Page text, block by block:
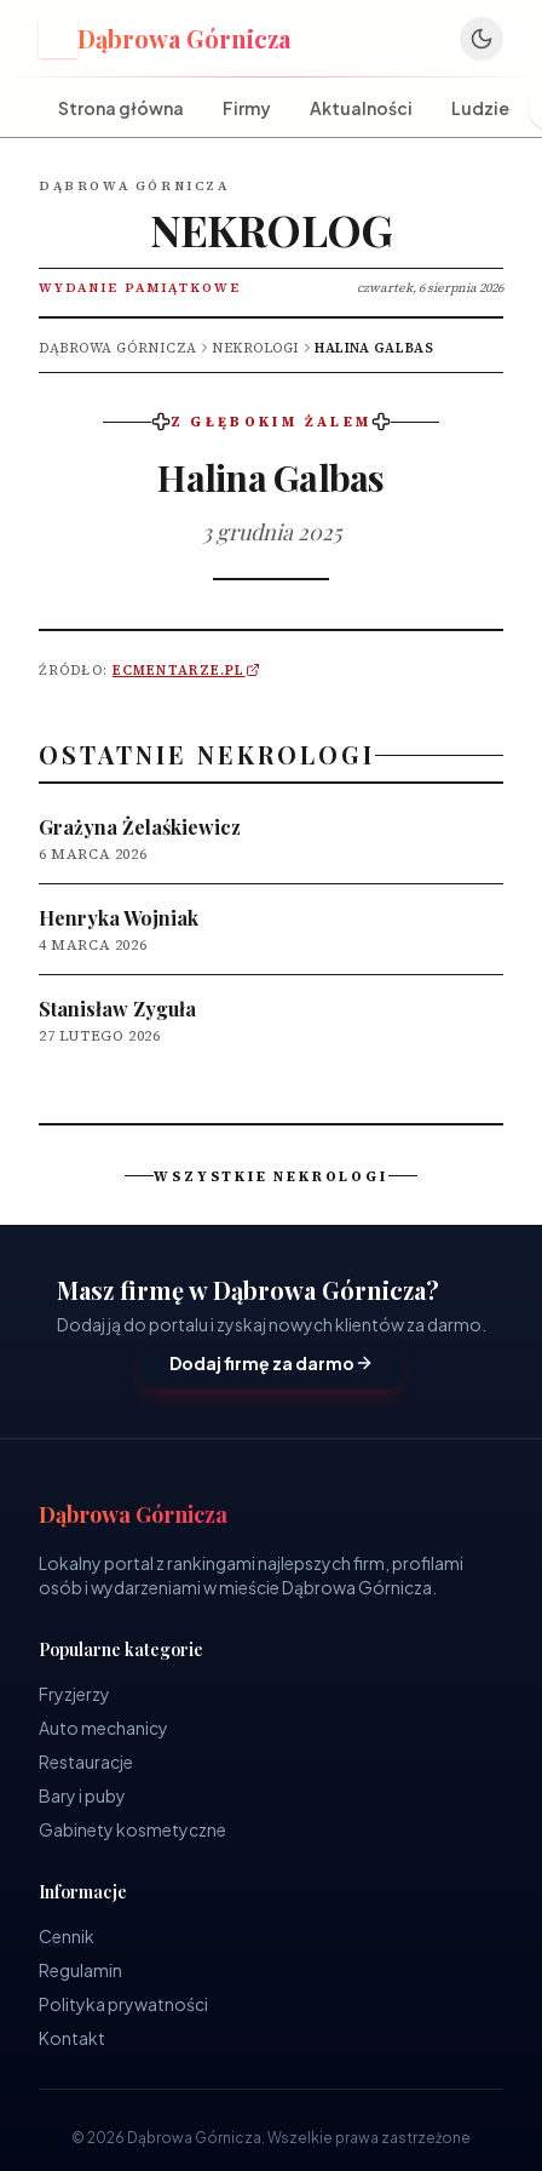
Dąbrowa Górnicza
Strona główna Firmy Aktualności Ludzie
DĄBROWA GÓRNICZA
NEKROLOG
WYDANIE PAMIĄTKOWE czwartek, 6 sierpnia 2026
DĄBROWA GÓRNICZA NEKROLOGI HALINA GALBAS
Z GŁĘBOKIM ŻALEM
Halina Galbas
3 grudnia 2025
ŹRÓDŁO: ECMENTARZE.PL
OSTATNIE NEKROLOGI
Grażyna Żelaśkiewicz
6 MARCA 2026
Henryka Wojniak
4 MARCA 2026
Stanisław Zyguła
27 LUTEGO 2026
WSZYSTKIE NEKROLOGI
Masz firmę w Dąbrowa Górnicza?
Dodaj ją do portalu i zyskaj nowych klientów za darmo.
Dodaj firmę za darmo
Dąbrowa Górnicza
Lokalny portal z rankingami najlepszych firm, profilami
osób i wydarzeniami w mieście Dąbrowa Górnicza.
Popularne kategorie
Fryzjerzy
Auto mechanicy
Restauracje
Bary i puby
Gabinety kosmetyczne
Informacje
Cennik
Regulamin
Polityka prywatności
Kontakt
© 2026 Dąbrowa Górnicza. Wszelkie prawa zastrzeżone